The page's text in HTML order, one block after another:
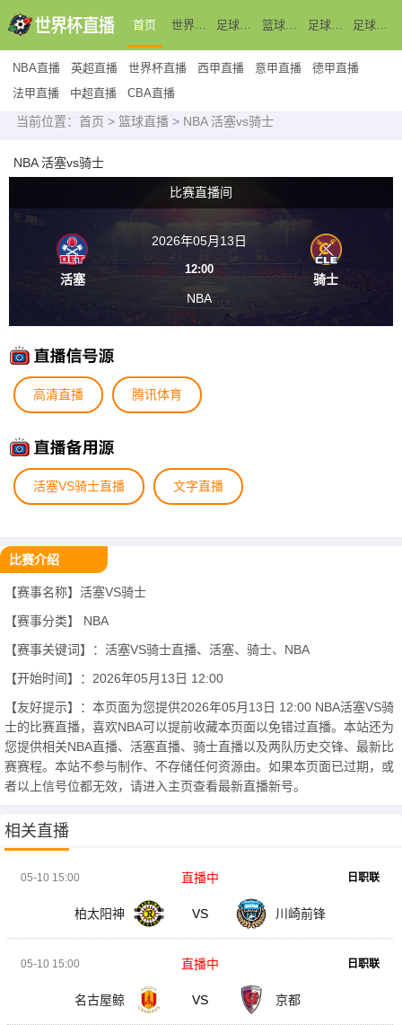
首页 世界杯直播 足球直播 篮球直播 足球新闻 足球录像
NBA直播 英超直播 世界杯直播 西甲直播 意甲直播
德甲直播
法甲直播
中超直播 CBA直播
当前位置： 首页 > 篮球直播 > NBA 活塞vs骑士
NBA 活塞vs骑士
比赛直播间
活塞
2026年05月13日
12:00
NBA
骑士
高清直播 腾讯体育
活塞VS骑士直播 文字直播
比赛介绍
【赛事名称】活塞VS骑士
【赛事分类】 NBA
【赛事关键词】：活塞VS骑士直播、活塞、骑士、NBA
【开始时间】：2026年05月13日 12:00
【友好提示】：本页面为您提供2026年05月13日 12:00 NBA活塞VS骑
士的比赛直播，喜欢NBA可以提前收藏本页面以免错过直播。本站还为
您提供相关NBA直播、活塞直播、骑士直播以及两队历史交锋、最新比
赛赛程。本站不参与制作、不存储任何资源由。如果本页面已过期，或
者以上信号位都无效，请进入主页查看最新直播新号。
相关直播
05-10 15:00 日职联
柏太阳神 VS 川崎前锋
直播中
05-10 15:00 日职联
名古屋鲸 VS 京都
直播中